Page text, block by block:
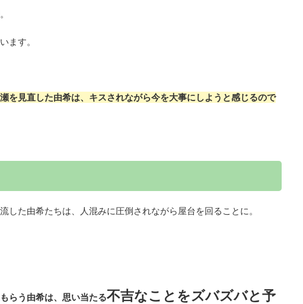
ます。
を見直した由希は、キスされながら今を大事にしようと感じるので
した由希たちは、人混みに圧倒されながら屋台を回ることに。
らう由希は、思い当たる不吉なことをズバズバと予